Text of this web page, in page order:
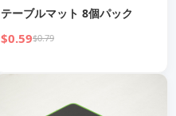
テーブルマット 8個パック
$0.59$0.79